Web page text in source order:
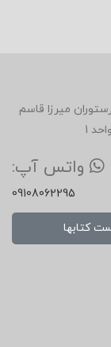
روبروی رستوران میرزا قاسم
1
واتس آپ:
09108062295
کتابها